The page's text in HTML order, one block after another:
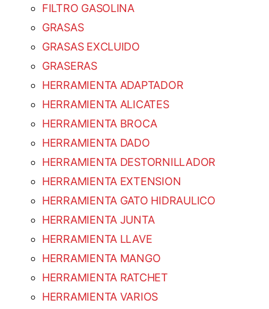
FILTRO GASOLINA
GRASAS
GRASAS EXCLUIDO
GRASERAS
HERRAMIENTA ADAPTADOR
HERRAMIENTA ALICATES
HERRAMIENTA BROCA
HERRAMIENTA DADO
HERRAMIENTA DESTORNILLADOR
HERRAMIENTA EXTENSION
HERRAMIENTA GATO HIDRAULICO
HERRAMIENTA JUNTA
HERRAMIENTA LLAVE
HERRAMIENTA MANGO
HERRAMIENTA RATCHET
HERRAMIENTA VARIOS